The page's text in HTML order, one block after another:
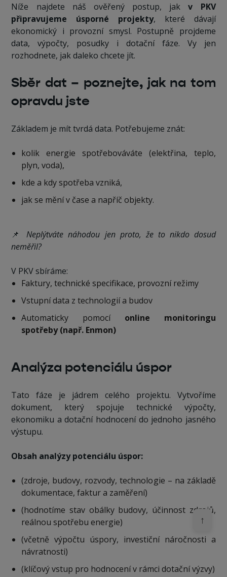
Níže najdete náš ověřený postup, jakv PKV
připravujeme úsporné projekty, které dávají
ekonomický i provozní smysl. Postupně projdeme
data, výpočty, posudky i dotační fáze. Vy jen
rozhodnete, jak daleko chcete jít.
Sběr dat – poznejte, jak na tom
opravdu jste
Základem je mít tvrdá data. Potřebujeme znát:
kolik energie spotřebováváte (elektřina, teplo,
plyn, voda),
kde a kdy spotřeba vzniká,
jak se mění v čase a napříč objekty.
📌Neplýtváte náhodou jen proto, že to nikdo dosud
neměřil?
V PKV sbíráme:
Faktury, technické specifikace, provozní režimy
Vstupní data z technologií a budov
Automaticky pomocí online monitoringu
spotřeby (např. Enmon)
Analýza potenciálu úspor
Tato fáze je jádrem celého projektu. Vytvoříme
dokument, který spojuje technické výpočty,
ekonomiku a dotační hodnocení do jednoho jasného
výstupu.
Obsah analýzy potenciálu úspor:
(zdroje, budovy, rozvody, technologie – na základě
dokumentace, faktur a zaměření)
(hodnotíme stav obálky budovy, účinnost zdrojů,
reálnou spotřebu energie)
(včetně výpočtu úspory, investiční náročnosti a
návratnosti)
(klíčový vstup pro hodnocení v rámci dotační výzvy)
↑